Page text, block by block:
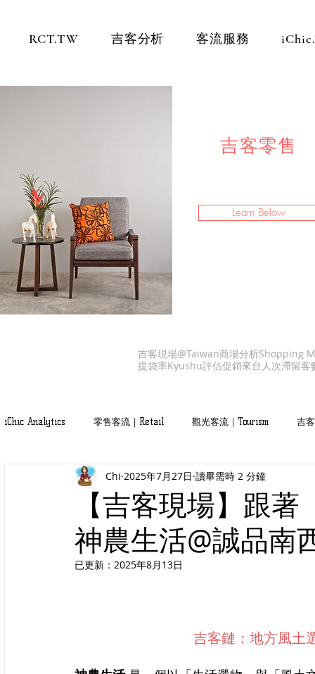
RCT.TW 吉客分析 客流服務
吉客零售
Learn Below
吉客現場@Taiwan商場分析Shopping
提袋率Kyushu評估促銷來台人次滯留客
iChic Analytics 零售客流｜Retail 觀光客流｜Tourism 吉
吉客服務｜iChic Values
【吉客現場】跟
神農生活@誠品南
Chi 2025年7月27日 讀畢需時 2 分鐘
已更新： 2025年8月13日
吉客鏈：地方風土